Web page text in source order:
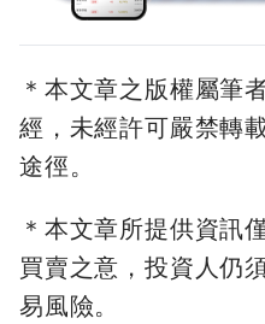
＊本文章之版權屬筆
經，未經許可嚴禁轉
途徑。
＊本文章所提供資訊
買賣之意，投資人仍
易風險。